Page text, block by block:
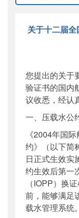
关于十二届
您提出的关于
验证书的国内
议收悉，经认
一、压载水公
《2004年国际
约》（以下简
日正式生效实
约生效后第一
（IOPP）换
前，能够满足
载水管理系统。